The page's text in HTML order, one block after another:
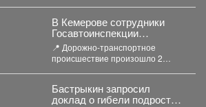
колесо. В понедельник,...
В Кемерове сотрудники
Госавтоинспекции
устанавливают
обстоятельства ДТП, в
котором травмирован
человек
📍 Дорожно-транспортное
происшествие произошло 2
Бастрыкин запросил
доклад о гибели подростка